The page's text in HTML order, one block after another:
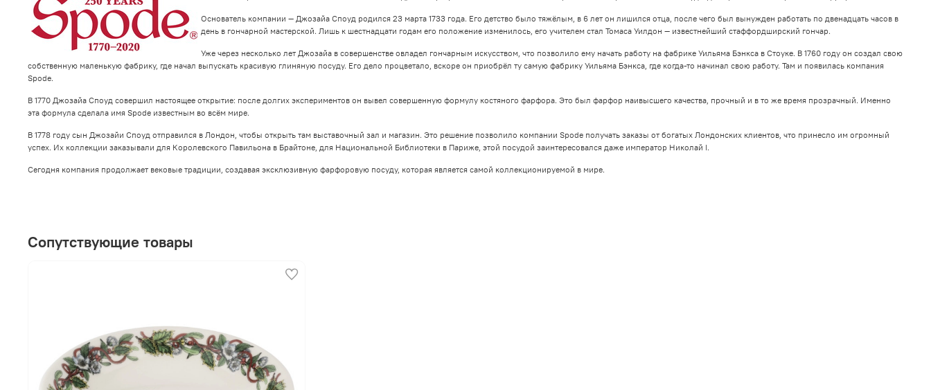
Основатель компании — Джозайа Споуд родился 23 марта 1733 года. Его детство было тяжёлым, в 6 лет он лишился отца, после чего был вынужден работать по двенадцать часов в
день в гончарной мастерской. Лишь к шестнадцати годам его положение изменилось, его учителем стал Томаса Уилдон — известнейший стаффордширский гончар.
Уже через несколько лет Джозайа в совершенстве овладел гончарным искусством, что позволило ему начать работу на фабрике Уильяма Бэнкса в Стоуке. В 1760 году он создал свою
собственную маленькую фабрику, где начал выпускать красивую глиняную посуду. Его дело процветало, вскоре он приобрёл ту самую фабрику Уильяма Бэнкса, где когда-то начинал свою работу. Там и появилась компания
Spode.
В 1770 Джозайа Споуд совершил настоящее открытие: после долгих экспериментов он вывел совершенную формулу костяного фарфора. Это был фарфор наивысшего качества, прочный и в то же время прозрачный. Именно
эта формула сделала имя Spode известным во всём мире.
В 1778 году сын Джозайи Споуд отправился в Лондон, чтобы открыть там выставочный зал и магазин. Это решение позволило компании Spode получать заказы от богатых Лондонских клиентов, что принесло им огромный
успех. Их коллекции заказывали для Королевского Павильона в Брайтоне, для Национальной Библиотеки в Париже, этой посудой заинтересовался даже император Николай I.
Сегодня компания продолжает вековые традиции, создавая эксклюзивную фарфоровую посуду, которая является самой коллекционируемой в мире.
Сопутствующие товары